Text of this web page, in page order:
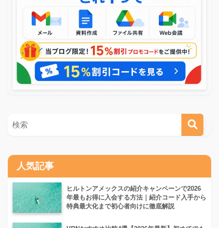
人気記事
ヒルトンアメックスの紹介キャンペーンで2026
年最もお得に入会する方法｜紹介コード入手から
特典最大化まで初心者向けに徹底解説